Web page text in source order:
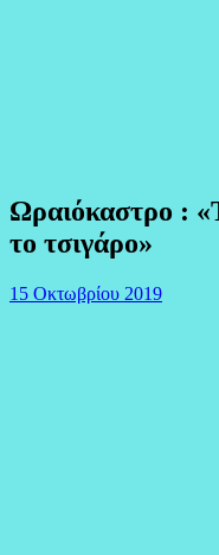
Ωραιόκαστρο :
το τσιγάρο»
15 Οκτωβρίου 2019